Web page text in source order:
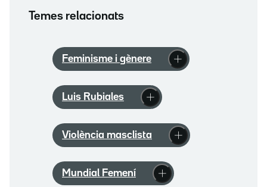
Temes relacionats
Feminisme i gènere
Luis Rubiales
Violència masclista
Mundial Femení